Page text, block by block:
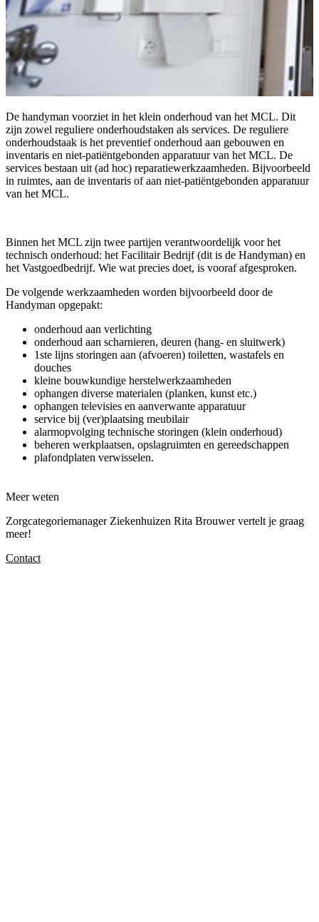
De handyman voorziet in het klein onderhoud van het MCL. Dit
zijn zowel reguliere onderhoudstaken als services. De reguliere
onderhoudstaak is het preventief onderhoud aan gebouwen en
inventaris en niet-patiëntgebonden apparatuur van het MCL. De
services bestaan uit (ad hoc) reparatiewerkzaamheden. Bijvoorbeeld
in ruimtes, aan de inventaris of aan niet-patiëntgebonden apparatuur
van het MCL.
Binnen het MCL zijn twee partijen verantwoordelijk voor het
technisch onderhoud: het Facilitair Bedrijf (dit is de Handyman) en
het Vastgoedbedrijf. Wie wat precies doet, is vooraf afgesproken.
De volgende werkzaamheden worden bijvoorbeeld door de
Handyman opgepakt:
onderhoud aan verlichting
onderhoud aan scharnieren, deuren (hang- en sluitwerk)
1ste lijns storingen aan (afvoeren) toiletten, wastafels en
douches
kleine bouwkundige herstelwerkzaamheden
ophangen diverse materialen (planken, kunst etc.)
ophangen televisies en aanverwante apparatuur
service bij (ver)plaatsing meubilair
alarmopvolging technische storingen (klein onderhoud)
beheren werkplaatsen, opslagruimten en gereedschappen
plafondplaten verwisselen.
Meer weten
Zorgcategoriemanager Ziekenhuizen Rita Brouwer vertelt je graag
meer!
Contact